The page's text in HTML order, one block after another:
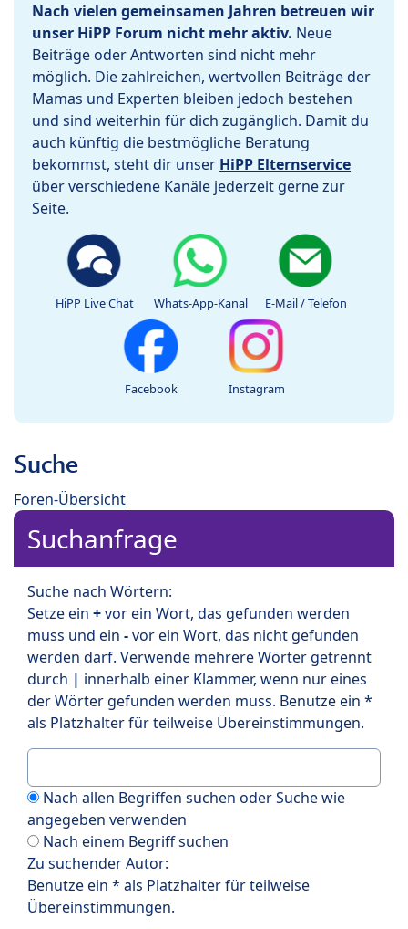
Nach vielen gemeinsamen Jahren betreuen wir
unser HiPP Forum nicht mehr aktiv. Neue
Beiträge oder Antworten sind nicht mehr
möglich. Die zahlreichen, wertvollen Beiträge der
Mamas und Experten bleiben jedoch bestehen
und sind weiterhin für dich zugänglich. Damit du
auch künftig die bestmögliche Beratung
bekommst, steht dir unser HiPP Elternservice
über verschiedene Kanäle jederzeit gerne zur
Seite.
HiPP Live Chat Whats-App-Kanal E-Mail / Telefon
Facebook Instagram
Suche
Foren-Übersicht
Suchanfrage
Suche nach Wörtern:
Setze ein +vor ein Wort, das gefunden werden
muss und ein -vor ein Wort, das nicht gefunden
werden darf. Verwende mehrere Wörter getrennt
durch | innerhalb einer Klammer, wenn nur eines
der Wörter gefunden werden muss. Benutze ein *
als Platzhalter für teilweise Übereinstimmungen.
Nach allen Begriffen suchen oder Suche wie
angegeben verwenden
Nach einem Begriff suchen
Zu suchender Autor:
Benutze ein * als Platzhalter für teilweise
Übereinstimmungen.